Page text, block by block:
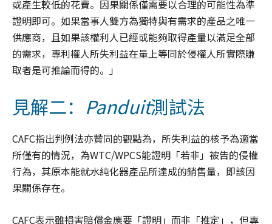
或產生較低的花費。因果關係僅需要以合理的可能性為準
證明即可。如果當事人雙方為獨特與有需求的產品之唯一
供應商，且如果該權利人已經或能夠取得產量以滿足全部
的需求，專利權人所失利益在量上等同於侵權人所實際賺
取者是可推論而得的。」
見解二： Panduit測試法
CAFC指出判例法亦贊同的觀點為，所失利益的核予為適當
所僅有的情況，為WTC/WPCS能證明「若非」被告的侵權
行為，其原本能就水純化器產品所達成的銷售量，即該因
果關係存在。
CAFC表示雖損害賠償金應要「證明」而非「推定」，但專